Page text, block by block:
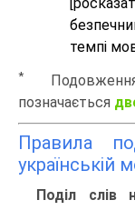
темпі
*
позначається
Правила
українській
Поділ слів